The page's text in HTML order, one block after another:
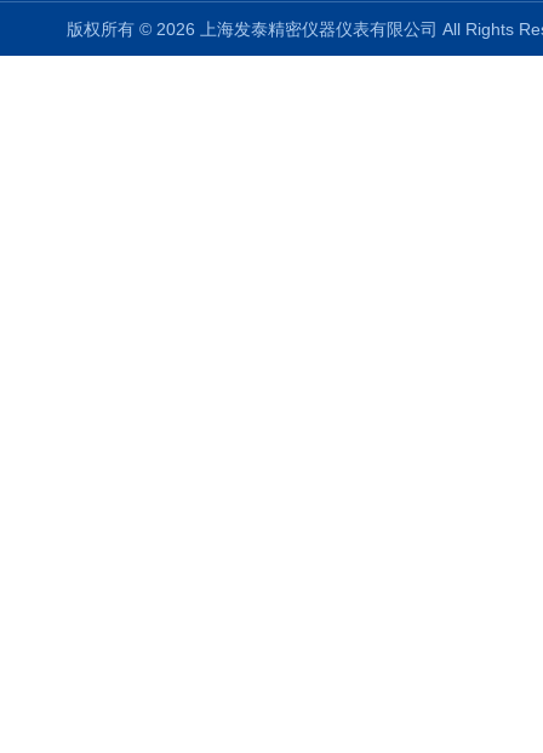
版权所有 © 2026 上海发泰精密仪器仪表有限公司 All